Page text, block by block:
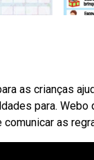
as crianças
para. Webo
as